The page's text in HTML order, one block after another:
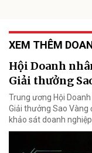
XEM THÊM
Hội Doanh
Giải thưởng
Trung ương Hội
Giải thưởng Sao
khảo sát doanh